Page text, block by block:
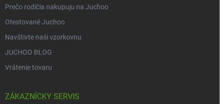
Prečo rodičia nakupuju na Juchoo
Otestované Juchoo
Navštivte naši vzorkovnu
JUCHOO BLOG
Vrátenie tovaru
ZÁKAZNÍCKY SERVIS